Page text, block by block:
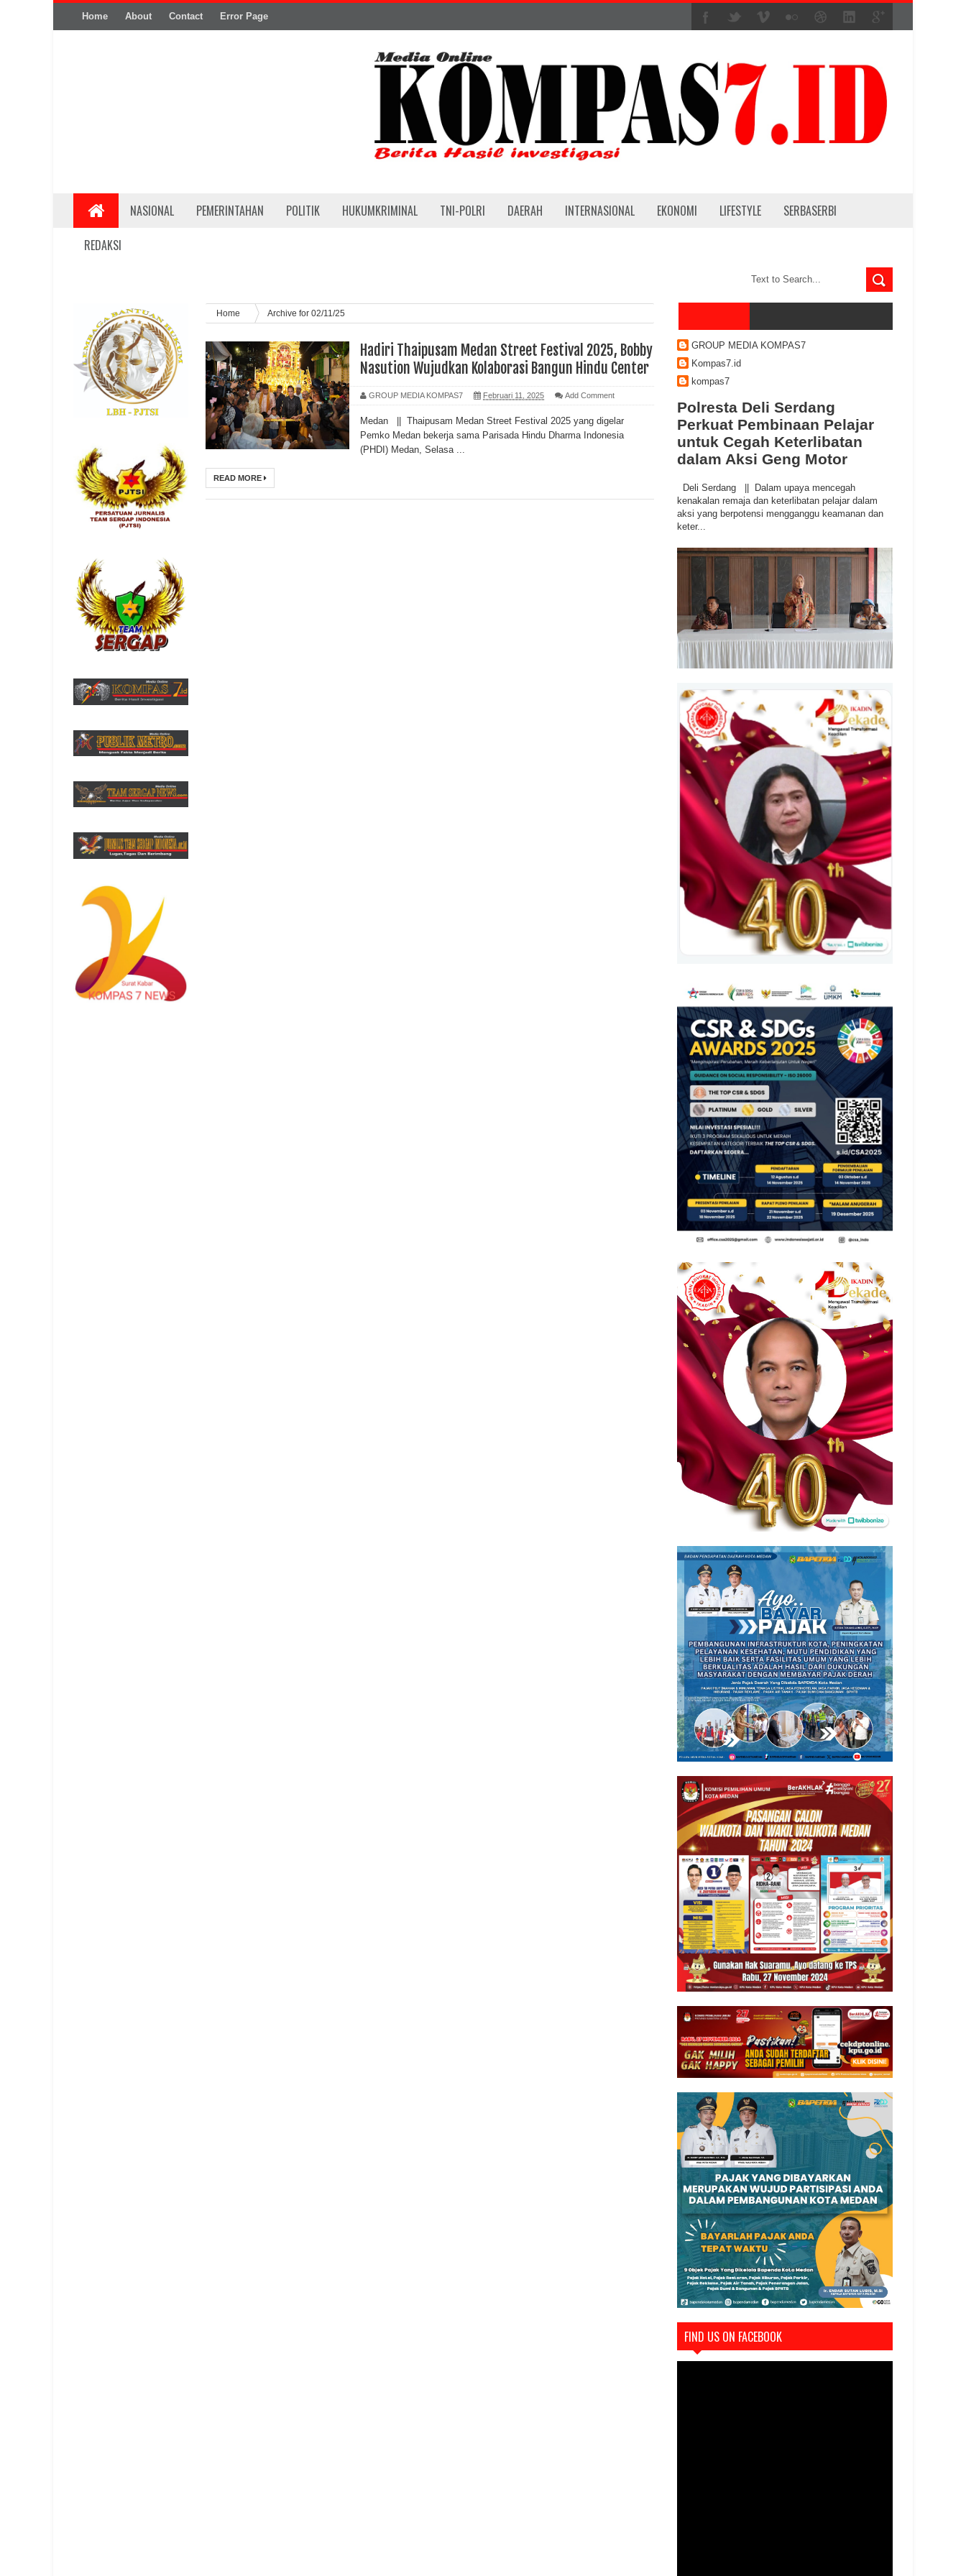
Home About Contact Error Page
NASIONAL PEMERINTAHAN POLITIK HUKUMKRIMINAL TNI-POLRI DAERAH INTERNASIONAL EKONOMI LIFESTYLE
SERBASERBI
REDAKSI
Home Archive for 02/11/25
Hadiri Thaipusam Medan Street Festival 2025, Bobby
Nasution Wujudkan Kolaborasi Bangun Hindu Center
GROUP MEDIA KOMPAS7 Februari 11, 2025 Add Comment
Medan || Thaipusam Medan Street Festival 2025 yang digelar
Pemko Medan bekerja sama Parisada Hindu Dharma Indonesia
(PHDI) Medan, Selasa ...
READ MORE
GROUP MEDIA KOMPAS7
Kompas7.id
kompas7
Polresta Deli Serdang
Perkuat Pembinaan Pelajar
untuk Cegah Keterlibatan
dalam Aksi Geng Motor
Deli Serdang || Dalam upaya mencegah
kenakalan remaja dan keterlibatan pelajar dalam
aksi yang berpotensi mengganggu keamanan dan
keter...
FIND US ON FACEBOOK